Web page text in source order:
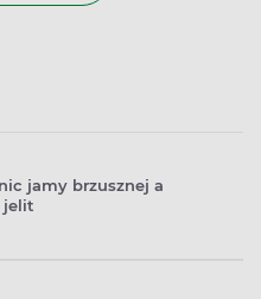
kręgosłupa i jakie
jamy brzusznej a
jelit